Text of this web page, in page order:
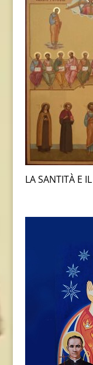
LA SANTITÀ E